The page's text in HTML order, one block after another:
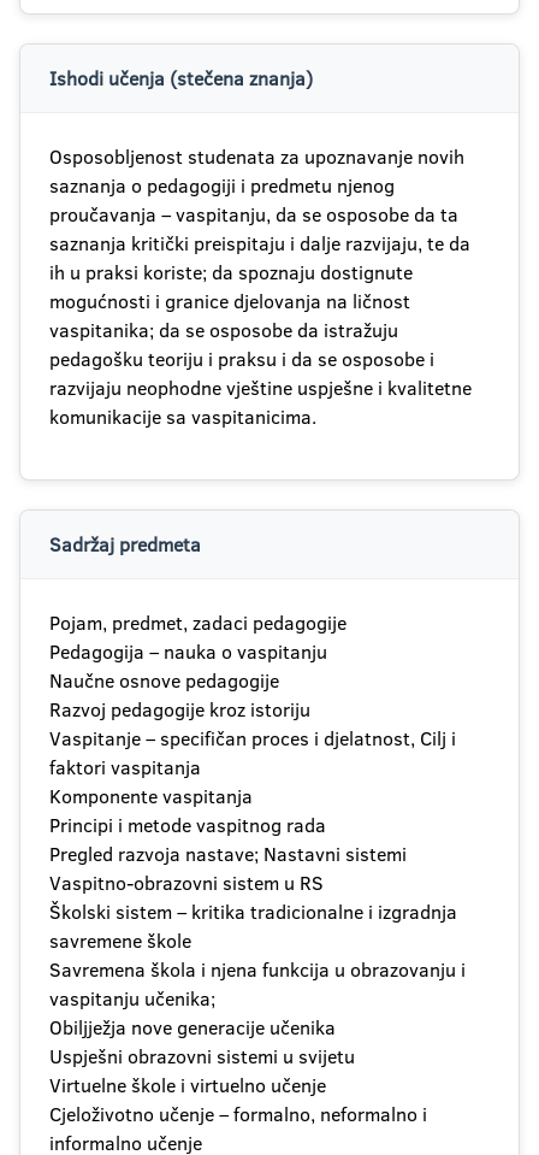
Ishodi učenja (stečena znanja)
Osposobljenost studenata za upoznavanje novih
saznanja o pedagogiji i predmetu njenog
proučavanja – vaspitanju, da se osposobe da ta
saznanja kritički preispitaju i dalje razvijaju, te da
ih u praksi koriste; da spoznaju dostignute
mogućnosti i granice djelovanja na ličnost
vaspitanika; da se osposobe da istražuju
pedagošku teoriju i praksu i da se osposobe i
razvijaju neophodne vještine uspješne i kvalitetne
komunikacije sa vaspitanicima.
Sadržaj predmeta
Pojam, predmet, zadaci pedagogije
Pedagogija – nauka o vaspitanju
Naučne osnove pedagogije
Razvoj pedagogije kroz istoriju
Vaspitanje – specifičan proces i djelatnost, Cilj i
faktori vaspitanja
Komponente vaspitanja
Principi i metode vaspitnog rada
Pregled razvoja nastave; Nastavni sistemi
Vaspitno-obrazovni sistem u RS
Školski sistem – kritika tradicionalne i izgradnja
savremene škole
Savremena škola i njena funkcija u obrazovanju i
vaspitanju učenika;
Obiljježja nove generacije učenika
Uspješni obrazovni sistemi u svijetu
Virtuelne škole i virtuelno učenje
Cjeloživotno učenje – formalno, neformalno i
informalno učenje